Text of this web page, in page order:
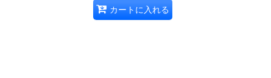
カートに入れる